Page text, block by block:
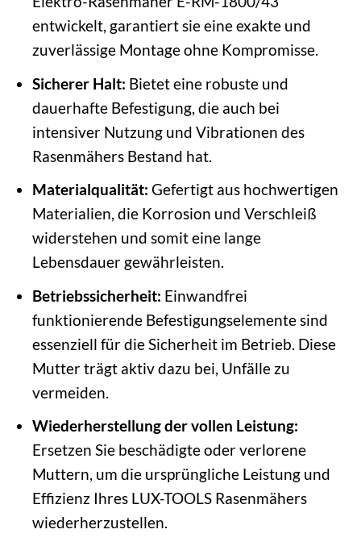
entwickelt, garantiert sie eine exakte und
zuverlässige Montage ohne Kompromisse.
Sicherer Halt: Bietet eine robuste und
dauerhafte Befestigung, die auch bei
intensiver Nutzung und Vibrationen des
Rasenmähers Bestand hat.
Materialqualität: Gefertigt aus hochwertigen
Materialien, die Korrosion und Verschleiß
widerstehen und somit eine lange
Lebensdauer gewährleisten.
Betriebssicherheit: Einwandfrei
funktionierende Befestigungselemente sind
essenziell für die Sicherheit im Betrieb. Diese
Mutter trägt aktiv dazu bei, Unfälle zu
vermeiden.
Wiederherstellung der vollen Leistung:
Ersetzen Sie beschädigte oder verlorene
Muttern, um die ursprüngliche Leistung und
Effizienz Ihres LUX-TOOLS Rasenmähers
wiederherzustellen.